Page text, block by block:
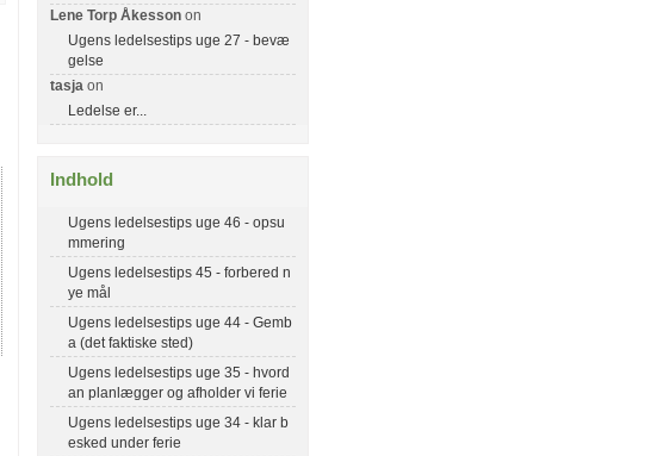
Lene Torp Åkesson on
Ugens ledelsestips uge 27 - bevæ
gelse
tasja on
Ledelse er...
Indhold
Ugens ledelsestips uge 46 - opsu
mmering
Ugens ledelsestips 45 - forbered n
ye mål
Ugens ledelsestips uge 44 - Gemb
a (det faktiske sted)
Ugens ledelsestips uge 35 - hvord
an planlægger og afholder vi ferie
Ugens ledelsestips uge 34 - klar b
esked under ferie